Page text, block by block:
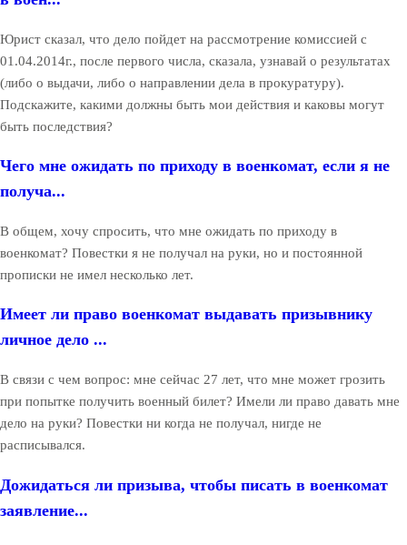
Юрист сказал, что дело пойдет на рассмотрение комиссией с
01.04.2014г., после первого числа, сказала, узнавай о результатах
(либо о выдачи, либо о направлении дела в прокуратуру).
Подскажите, какими должны быть мои действия и каковы могут
быть последствия?
Чего мне ожидать по приходу в военкомат, если я не
получа...
В общем, хочу спросить, что мне ожидать по приходу в
военкомат? Повестки я не получал на руки, но и постоянной
прописки не имел несколько лет.
Имеет ли право военкомат выдавать призывнику
личное дело ...
В связи с чем вопрос: мне сейчас 27 лет, что мне может грозить
при попытке получить военный билет? Имели ли право давать мне
дело на руки? Повестки ни когда не получал, нигде не
расписывался.
Дожидаться ли призыва, чтобы писать в военкомат
заявление...